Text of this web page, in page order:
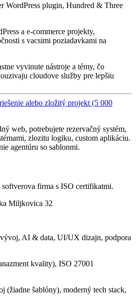
WordPress plugin, Hundred & Three
a e-commerce projekty,
s vacsimi poziadavkami na
vyvinute nástroje a témy, čo
cloudove služby pre lepšiu
alebo zložitý projekt (5 000
web, potrebujete rezervačný systém,
zlozitu logiku, custom aplikáciu.
agentúru so sablonmi.
softverova firma s ISO certifikatmi.
Miljkovica 32
AI & data, UI/UX dizajn, podpora
kvality), ISO 27001
(žiadne šablóny), moderný tech stack,